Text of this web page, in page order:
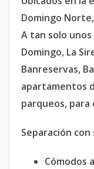
Domingo
A tan solo
Domingo, La
Banreservas,
apartamentos
parqueos,
Separación con
Cómodos